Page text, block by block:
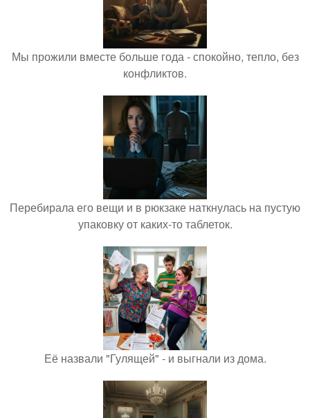
Мы прожили вместе больше года - спокойно, тепло, без
конфликтов.
Перебирала его вещи и в рюкзаке наткнулась на пустую
упаковку от каких-то таблеток.
Её назвали "Гулящей" - и выгнали из дома.